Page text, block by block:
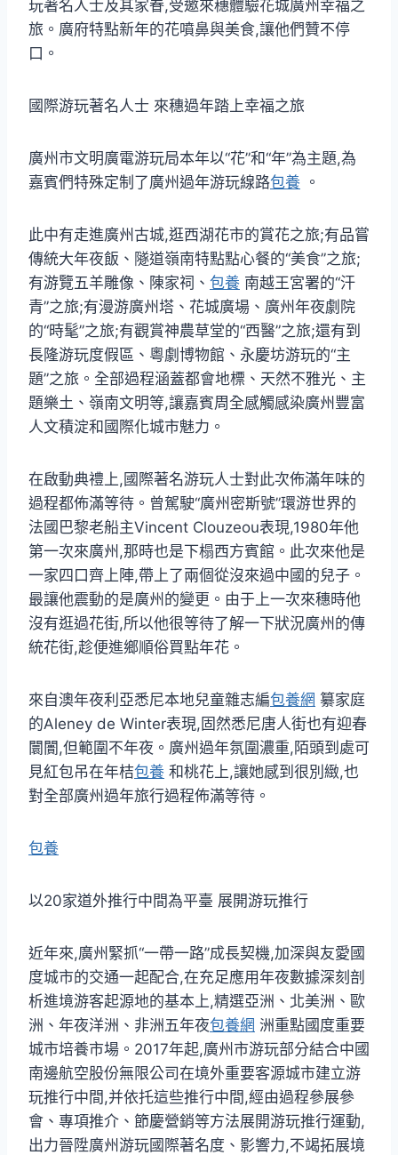
玩著名人士及其家眷,受邀來穗體驗花城廣州幸福之
旅。廣府特點新年的花噴鼻與美食,讓他們贊不停
口。
國際游玩著名人士 來穗過年踏上幸福之旅
廣州市文明廣電游玩局本年以“花”和“年”為主題,為
嘉賓們特殊定制了廣州過年游玩線路包養 。
此中有走進廣州古城,逛西湖花市的賞花之旅;有品嘗
傳統大年夜飯、隧道嶺南特點點心餐的“美食”之旅;
有游覽五羊雕像、陳家祠、 包養 南越王宮署的“汗
青”之旅;有漫游廣州塔、花城廣場、廣州年夜劇院
的“時髦”之旅;有觀賞神農草堂的“西醫”之旅;還有到
長隆游玩度假區、粵劇博物館、永慶坊游玩的“主
題”之旅。全部過程涵蓋都會地標、天然不雅光、主
題樂土、嶺南文明等,讓嘉賓周全感觸感染廣州豐富
人文積淀和國際化城市魅力。
在啟動典禮上,國際著名游玩人士對此次佈滿年味的
過程都佈滿等待。曾駕駛“廣州密斯號”環游世界的
法國巴黎老船主Vincent Clouzeou表現,1980年他
第一次來廣州,那時也是下榻西方賓館。此次來他是
一家四口齊上陣,帶上了兩個從沒來過中國的兒子。
最讓他震動的是廣州的變更。由于上一次來穗時他
沒有逛過花街,所以他很等待了解一下狀況廣州的傳
統花街,趁便進鄉順俗買點年花。
來自澳年夜利亞悉尼本地兒童雜志編包養網 纂家庭
的Aleney de Winter表現,固然悉尼唐人街也有迎春
闤闠,但範圍不年夜。廣州過年氛圍濃重,陌頭到處可
見紅包吊在年桔包養 和桃花上,讓她感到很別緻,也
對全部廣州過年旅行過程佈滿等待。
包養
以20家道外推行中間為平臺 展開游玩推行
近年來,廣州緊抓“一帶一路”成長契機,加深與友愛國
度城市的交通一起配合,在充足應用年夜數據深刻剖
析進境游客起源地的基本上,精選亞洲、北美洲、歐
洲、年夜洋洲、非洲五年夜包養網 洲重點國度重要
城市培養市場。2017年起,廣州市游玩部分結合中國
南邊航空股份無限公司在境外重要客源城市建立游
玩推行中間,并依托這些推行中間,經由過程參展參
會、專項推介、節慶營銷等方法展開游玩推行運動,
出力晉陞廣州游玩國際著名度、影響力,不竭拓展境